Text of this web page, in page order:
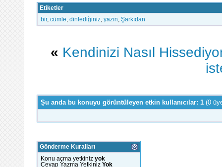
Etiketler
bir, cümle dinlediğiniz yazın Şarkıdan
« Kendinizi Nasıl
Şu anda bu konuyu görüntüleyen etkin kullanıcılar: 1 (0
Gönderme Kuralları
Konu açma yetkiniz yok
Cevap Yazma Yetkiniz Yok